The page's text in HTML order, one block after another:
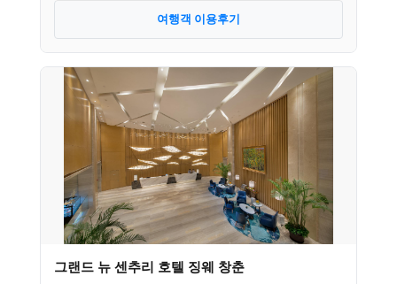
여행객 이용후기
그랜드 뉴 센추리 호텔 징웨 창춘